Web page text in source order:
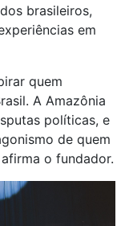
brasileiros,
em
quem
A Amazônia
políticas, e
de quem
o fundador.